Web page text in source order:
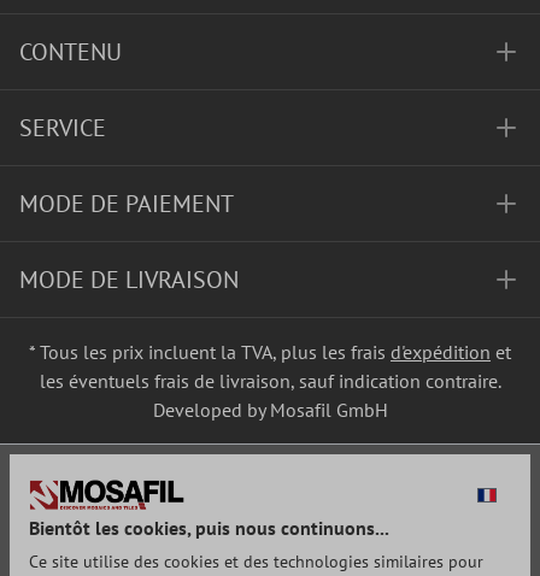
CONTENU
SERVICE
MODE DE PAIEMENT
MODE DE LIVRAISON
* Tous les prix incluent la TVA, plus les frais d'expédition et
les éventuels frais de livraison, sauf indication contraire.
Developed by Mosafil GmbH
Bientôt les cookies, puis nous continuons...
Ce site utilise des cookies et des technologies similaires pour